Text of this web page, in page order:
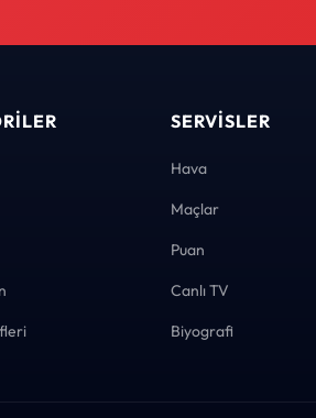
SERVISLER
Hava
Maçlar
Puan
Canlı TV
Biyografi